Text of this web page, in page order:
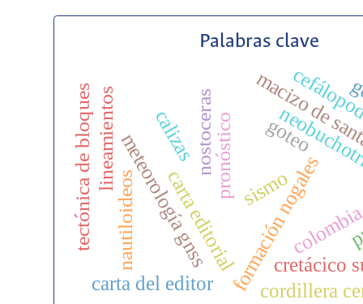
Palabras clave
carta editorialformación nogales
cretácico
nostoceras macizo de
cordillera
carta del editor
meteorología gnss
nautiloideos
calizas goteo
sismo
pronóstico
lineamientos
tectónica de bloques